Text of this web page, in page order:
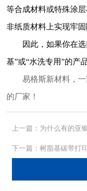
等合成材料或特殊涂
非纸质材料上实现牢固
因此，如果你在
基”或“水洗专用”的产
易格斯新材料，
的厂家！
上一篇： 为什么有的亚
下一篇： 树脂基碳带打